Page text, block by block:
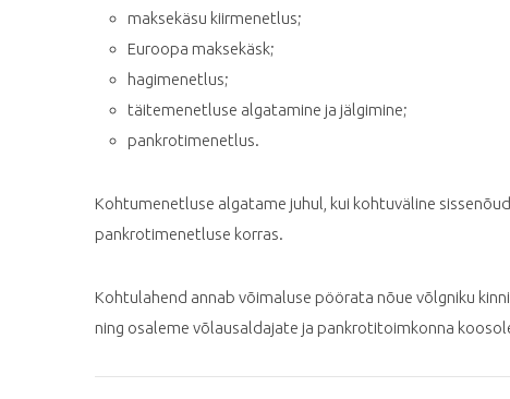
maksekäsu kiirmenetlus;
Euroopa maksekäsk;
hagimenetlus;
täitemenetluse algatamine ja jälgimine;
pankrotimenetlus.
Kohtumenetluse algatame juhul, kui kohtuväline
pankrotimenetluse korras.
Kohtulahend annab võimaluse pöörata nõue võlgniku
ning osaleme võlausaldajate ja pankrotitoimkonna